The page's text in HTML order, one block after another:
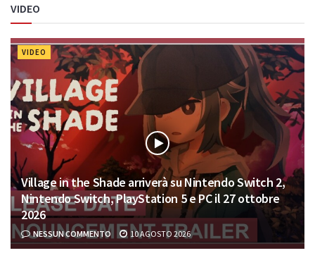
VIDEO
VIDEO
Village in the Shade arriverà su Nintendo Switch 2,
Nintendo Switch, PlayStation 5 e PC il 27 ottobre
2026
NESSUN COMMENTO 10 AGOSTO 2026